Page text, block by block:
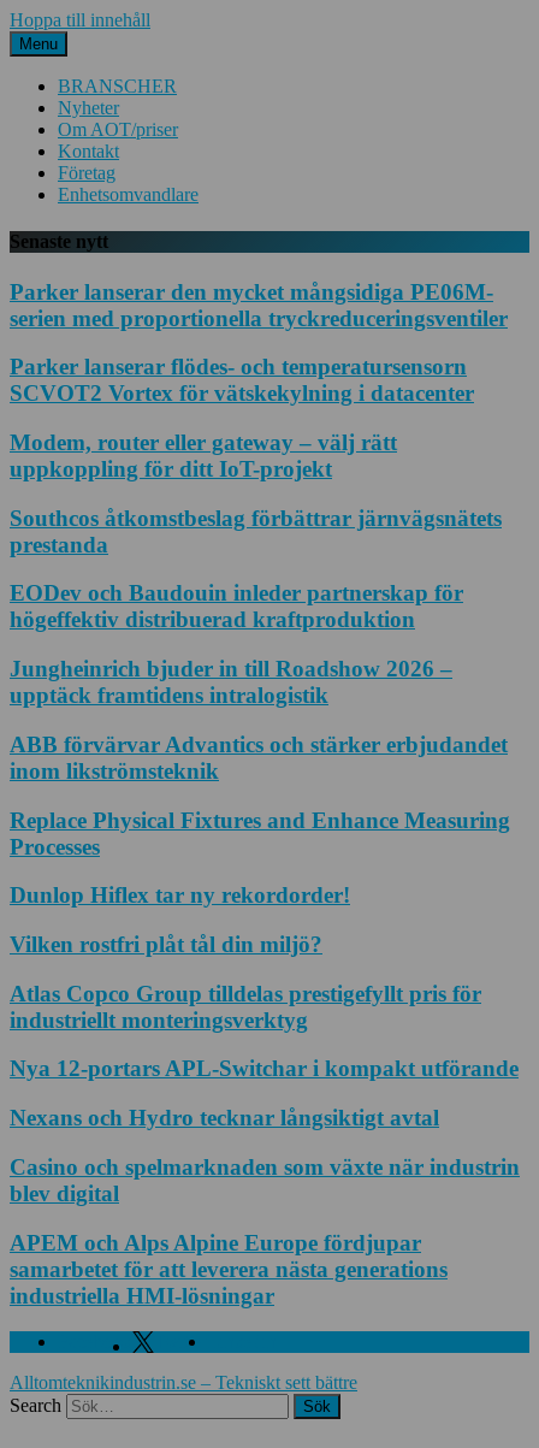
Hoppa till innehåll
Menu
BRANSCHER
Nyheter
Om AOT/priser
Kontakt
Företag
Enhetsomvandlare
Senaste nytt
Parker lanserar den mycket mångsidiga PE06M-
serien med proportionella tryckreduceringsventiler
Parker lanserar flödes- och temperatursensorn
SCVOT2 Vortex för vätskekylning i datacenter
Modem, router eller gateway – välj rätt
uppkoppling för ditt IoT-projekt
Southcos åtkomstbeslag förbättrar järnvägsnätets
prestanda
EODev och Baudouin inleder partnerskap för
högeffektiv distribuerad kraftproduktion
Jungheinrich bjuder in till Roadshow 2026 –
upptäck framtidens intralogistik
ABB förvärvar Advantics och stärker erbjudandet
inom likströmsteknik
Replace Physical Fixtures and Enhance Measuring
Processes
Dunlop Hiflex tar ny rekordorder!
Vilken rostfri plåt tål din miljö?
Atlas Copco Group tilldelas prestigefyllt pris för
industriellt monteringsverktyg
Nya 12-portars APL-Switchar i kompakt utförande
Nexans och Hydro tecknar långsiktigt avtal
Casino och spelmarknaden som växte när industrin
blev digital
APEM och Alps Alpine Europe fördjupar
samarbetet för att leverera nästa generations
industriella HMI-lösningar
Facebook Twitter
Alltomteknikindustrin.se – Tekniskt sett bättre
Search